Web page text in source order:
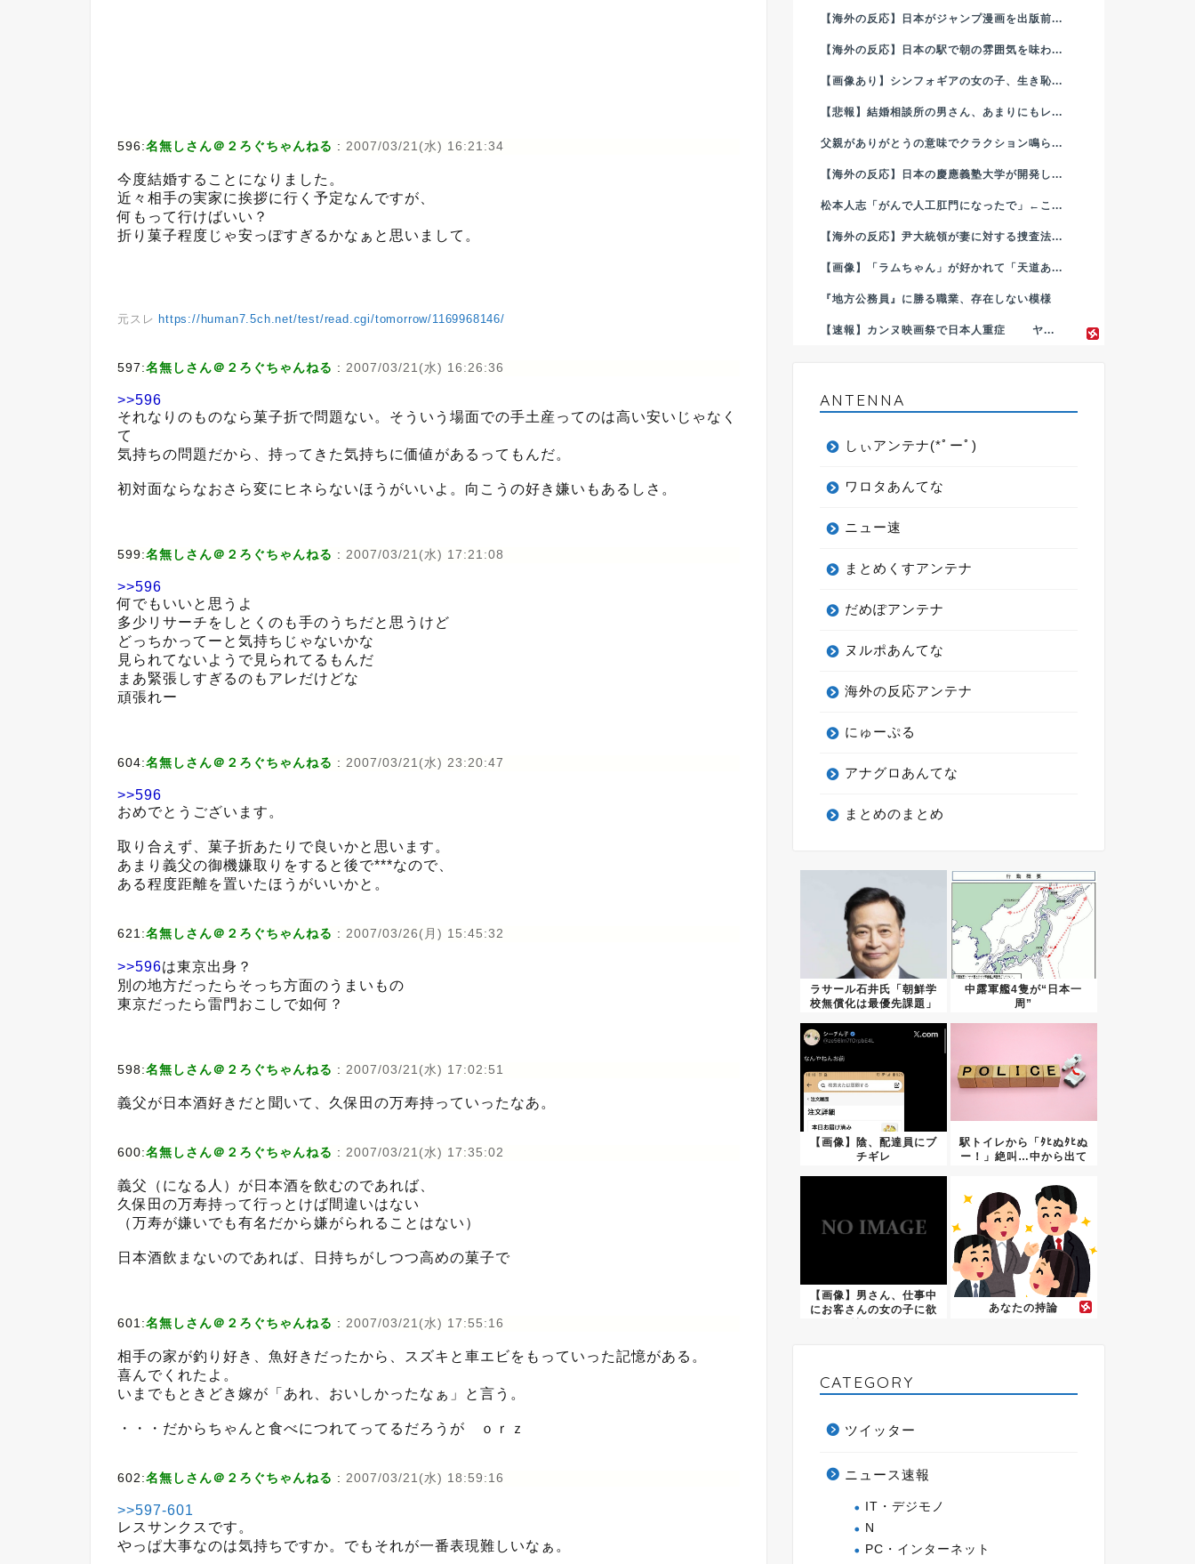
596:名無しさん＠２ろぐちゃんねる : 2007/03/21(水) 16:21:34
今度結婚することになりました。
近々相手の実家に挨拶に行く予定なんですが、
何もって行けばいい？
折り菓子程度じゃ安っぽすぎるかなぁと思いまして。
元スレ https://human7.5ch.net/test/read.cgi/tomorrow/1169968146/
597:名無しさん＠２ろぐちゃんねる : 2007/03/21(水) 16:26:36
>>596
それなりのものなら菓子折で問題ない。そういう場面での手土産ってのは高い安いじゃなく
て
気持ちの問題だから、持ってきた気持ちに価値があるってもんだ。
初対面ならなおさら変にヒネらないほうがいいよ。向こうの好き嫌いもあるしさ。
599:名無しさん＠２ろぐちゃんねる : 2007/03/21(水) 17:21:08
>>596
何でもいいと思うよ
多少リサーチをしとくのも手のうちだと思うけど
どっちかってーと気持ちじゃないかな
見られてないようで見られてるもんだ
まあ緊張しすぎるのもアレだけどな
頑張れー
604:名無しさん＠２ろぐちゃんねる : 2007/03/21(水) 23:20:47
>>596
おめでとうございます。
取り合えず、菓子折あたりで良いかと思います。
あまり義父の御機嫌取りをすると後で***なので、
ある程度距離を置いたほうがいいかと。
621:名無しさん＠２ろぐちゃんねる : 2007/03/26(月) 15:45:32
>>596は東京出身？
別の地方だったらそっち方面のうまいもの
東京だったら雷門おこしで如何？
598:名無しさん＠２ろぐちゃんねる : 2007/03/21(水) 17:02:51
義父が日本酒好きだと聞いて、久保田の万寿持っていったなあ。
600:名無しさん＠２ろぐちゃんねる : 2007/03/21(水) 17:35:02
義父（になる人）が日本酒を飲むのであれば、
久保田の万寿持って行っとけば間違いはない
（万寿が嫌いでも有名だから嫌がられることはない）
日本酒飲まないのであれば、日持ちがしつつ高めの菓子で
601:名無しさん＠２ろぐちゃんねる : 2007/03/21(水) 17:55:16
相手の家が釣り好き、魚好きだったから、スズキと車エビをもっていった記憶がある。
喜んでくれたよ。
いまでもときどき嫁が「あれ、おいしかったなぁ」と言う。
・・・だからちゃんと食べにつれてってるだろうが ｏｒｚ
602:名無しさん＠２ろぐちゃんねる : 2007/03/21(水) 18:59:16
>>597-601
レスサンクスです。
やっぱ大事なのは気持ちですか。でもそれが一番表現難しいなぁ。
【海外の反応】日本がジャンプ漫画を出版前...
【海外の反応】日本の駅で朝の雰囲気を味わ...
【画像あり】シンフォギアの女の子、生き恥...
【悲報】結婚相談所の男さん、あまりにもレ...
父親がありがとうの意味でクラクション鳴ら...
【海外の反応】日本の慶應義塾大学が開発し...
松本人志「がんで人工肛門になったで」←こ...
【海外の反応】尹大統領が妻に対する捜査法...
【画像】「ラムちゃん」が好かれて「天道あ...
『地方公務員』に勝る職業、存在しない模様
【速報】カンヌ映画祭で日本人重症 ヤ...
ANTENNA
しぃアンテナ(*ﾟーﾟ)
ワロタあんてな
ニュー速
まとめくすアンテナ
だめぽアンテナ
ヌルポあんてな
海外の反応アンテナ
にゅーぷる
アナグロあんてな
まとめのまとめ
ラサール石井氏「朝鮮学
校無償化は最優先課題」
中露軍艦4隻が“日本一
周”
【画像】陰、配達員にブ
チギレ
駅トイレから「ﾀﾋぬﾀﾋぬ
ー！」絶叫…中から出て
【画像】男さん、仕事中
にお客さんの女の子に欲
あなたの持論
CATEGORY
ツイッター
ニュース速報
IT・デジモノ
N
PC・インターネット